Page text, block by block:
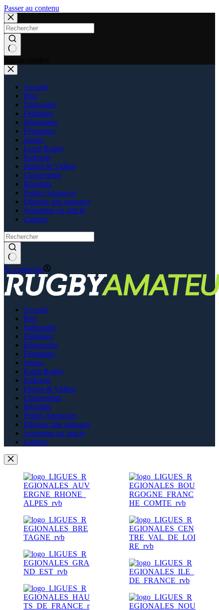
Passer au contenu
Accueil
Pros
Nationales
Fédérales
Régionales
Féminines
Jeunes
Esprit Rugby
Podcasts
Photos & Vidéos
Classements
Résultats
Petites Annonces
Déposer une annonce
Soumettre un article
Contact
Se connecter
Accueil
Pros
Nationales
Fédérales
Régionales
Féminines
Jeunes
Esprit Rugby
Podcasts
Photos & Vidéos
Classements
Résultats
Petites Annonces
Déposer une annonce
Soumettre un article
Contact